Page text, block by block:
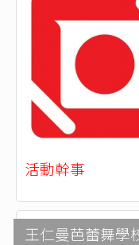
活動幹事
王仁曼芭蕾舞學